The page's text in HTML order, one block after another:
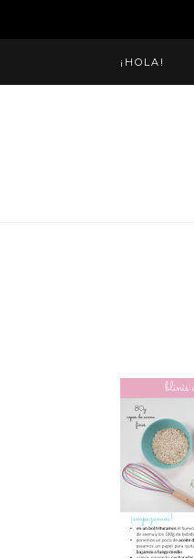
¡HOLA!